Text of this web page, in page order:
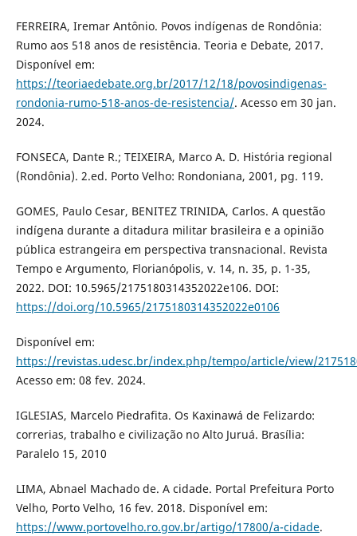
FERREIRA, Iremar Antônio. Povos indígenas de Rondônia:
Rumo aos 518 anos de resistência. Teoria e Debate, 2017.
Disponível em:
https://teoriaedebate.org.br/2017/12/18/povosindigenas-
rondonia-rumo-518-anos-de-resistencia/. Acesso em 30 jan.
2024.
FONSECA, Dante R.; TEIXEIRA, Marco A. D. História regional
(Rondônia). 2.ed. Porto Velho: Rondoniana, 2001, pg. 119.
GOMES, Paulo Cesar, BENITEZ TRINIDA, Carlos. A questão
indígena durante a ditadura militar brasileira e a opinião
pública estrangeira em perspectiva transnacional. Revista
Tempo e Argumento, Florianópolis, v. 14, n. 35, p. 1-35,
2022. DOI: 10.5965/2175180314352022e106. DOI:
https://doi.org/10.5965/2175180314352022e0106
Disponível em:
https://revistas.udesc.br/index.php/tempo/article/view/
Acesso em: 08 fev. 2024.
IGLESIAS, Marcelo Piedrafita. Os Kaxinawá de Felizardo:
correrias, trabalho e civilização no Alto Juruá. Brasília:
Paralelo 15, 2010
LIMA, Abnael Machado de. A cidade. Portal Prefeitura Porto
Velho, Porto Velho, 16 fev. 2018. Disponível em:
https://www.portovelho.ro.gov.br/artigo/17800/a-cidade.